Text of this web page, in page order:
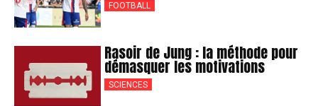
FOOTBALL
Rasoir de Jung : la méthode pour
démasquer les motivations
SCIENCES